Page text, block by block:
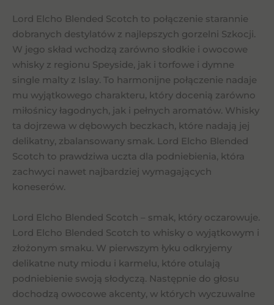
Lord Elcho Blended Scotch to połączenie starannie
dobranych destylatów z najlepszych gorzelni Szkocji.
W jego skład wchodzą zarówno słodkie i owocowe
whisky z regionu Speyside, jak i torfowe i dymne
single malty z Islay. To harmonijne połączenie nadaje
mu wyjątkowego charakteru, który docenią zarówno
miłośnicy łagodnych, jak i pełnych aromatów. Whisky
ta dojrzewa w dębowych beczkach, które nadają jej
delikatny, zbalansowany smak. Lord Elcho Blended
Scotch to prawdziwa uczta dla podniebienia, która
zachwyci nawet najbardziej wymagających
koneserów.
Lord Elcho Blended Scotch – smak, który oczarowuje.
Lord Elcho Blended Scotch to whisky o wyjątkowym i
złożonym smaku. W pierwszym łyku odkryjemy
delikatne nuty miodu i karmelu, które otulają
podniebienie swoją słodyczą. Następnie do głosu
dochodzą owocowe akcenty, w których wyczuwalne